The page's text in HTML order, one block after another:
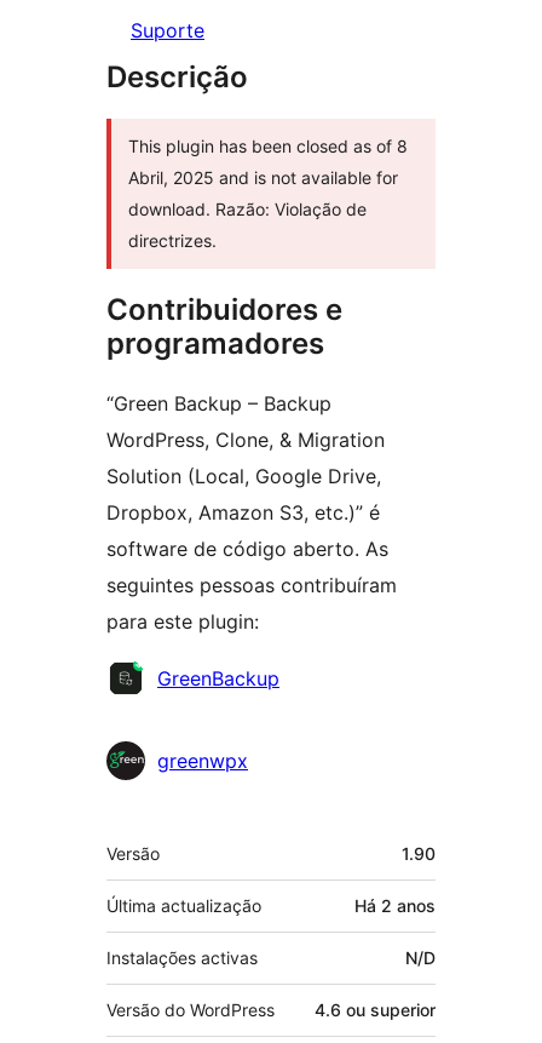
Suporte
Descrição
This plugin has been closed as of 8
Abril, 2025 and is not available for
download. Razão: Violação de
directrizes.
Contribuidores e
programadores
“Green Backup – Backup
WordPress, Clone, & Migration
Solution (Local, Google Drive,
Dropbox, Amazon S3, etc.)” é
software de código aberto. As
seguintes pessoas contribuíram
para este plugin:
Contribuidores
GreenBackup
greenwpx
Metadados
Versão 1.90
Última actualização Há 2 anos
Instalações activas N/D
Versão do WordPress 4.6 ou superior